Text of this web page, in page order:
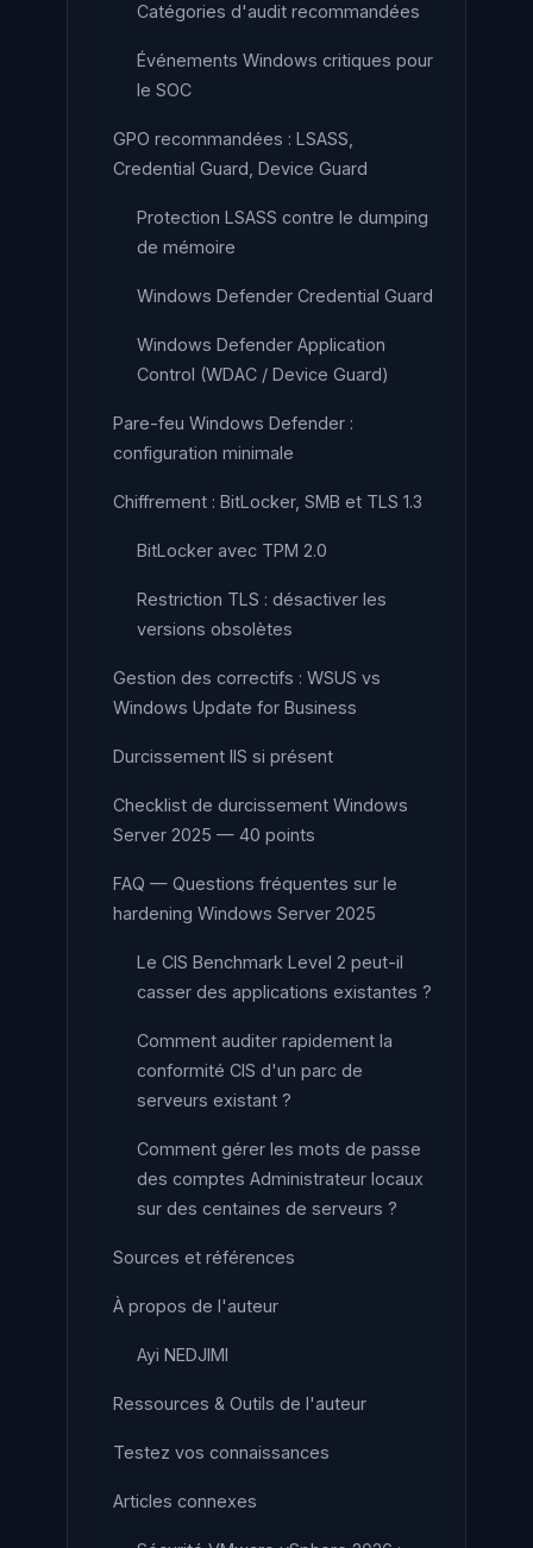
Catégories d'audit recommandées
Événements Windows critiques pour
le SOC
GPO recommandées : LSASS,
Credential Guard, Device Guard
Protection LSASS contre le dumping
de mémoire
Windows Defender Credential Guard
Windows Defender Application
Control (WDAC / Device Guard)
Pare-feu Windows Defender :
configuration minimale
Chiffrement : BitLocker, SMB et TLS 1.3
BitLocker avec TPM 2.0
Restriction TLS : désactiver les
versions obsolètes
Gestion des correctifs : WSUS vs
Windows Update for Business
Durcissement IIS si présent
Checklist de durcissement Windows
Server 2025 — 40 points
FAQ — Questions fréquentes sur le
hardening Windows Server 2025
Le CIS Benchmark Level 2 peut-il
casser des applications existantes ?
Comment auditer rapidement la
conformité CIS d'un parc de
serveurs existant ?
Comment gérer les mots de passe
des comptes Administrateur locaux
sur des centaines de serveurs ?
Sources et références
À propos de l'auteur
Ayi NEDJIMI
Ressources & Outils de l'auteur
Testez vos connaissances
Articles connexes